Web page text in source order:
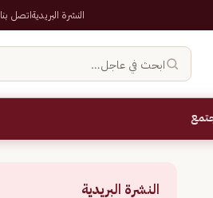
النشرة البريديةاتصل بنا
ابحث في عاجل…
النشرة البريدية